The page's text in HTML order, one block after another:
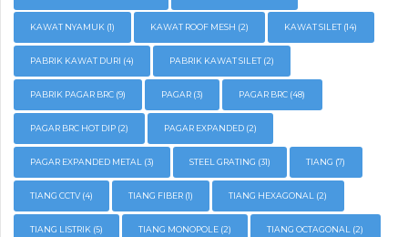
KAWAT NYAMUK (1) KAWAT ROOF MESH (2) KAWAT SILET (14)
PABRIK KAWAT DURI (4) PABRIK KAWAT SILET (2)
PABRIK PAGAR BRC (9) PAGAR (3) PAGAR BRC (48)
PAGAR BRC HOT DIP (2) PAGAR EXPANDED (2)
PAGAR EXPANDED METAL (3) STEEL GRATING (31) TIANG (7)
TIANG CCTV(4) TIANG FIBER (1) TIANG HEXAGONAL (2)
TIANG LISTRIK (5) TIANG MONOPOLE (2) TIANG OCTAGONAL (2)